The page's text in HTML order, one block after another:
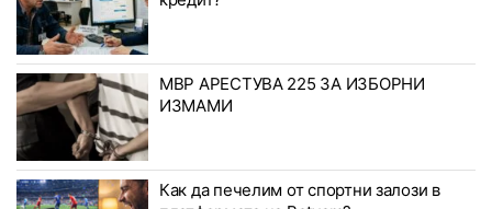
МВР АРЕСТУВА 225 ЗА ИЗБОРНИ
ИЗМАМИ
Как да печелим от спортни залози в